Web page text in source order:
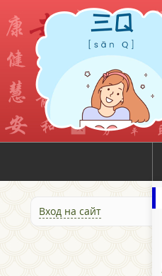
Вход на сайт